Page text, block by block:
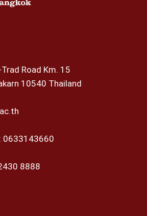
Road Km. 15
10540 Thailand
0633143660
8888